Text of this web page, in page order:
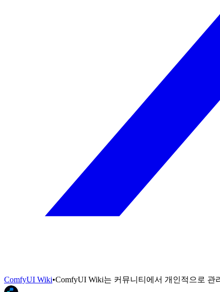
ComfyUI Wiki•ComfyUI Wiki는 커뮤니티에서 개인적으로 관